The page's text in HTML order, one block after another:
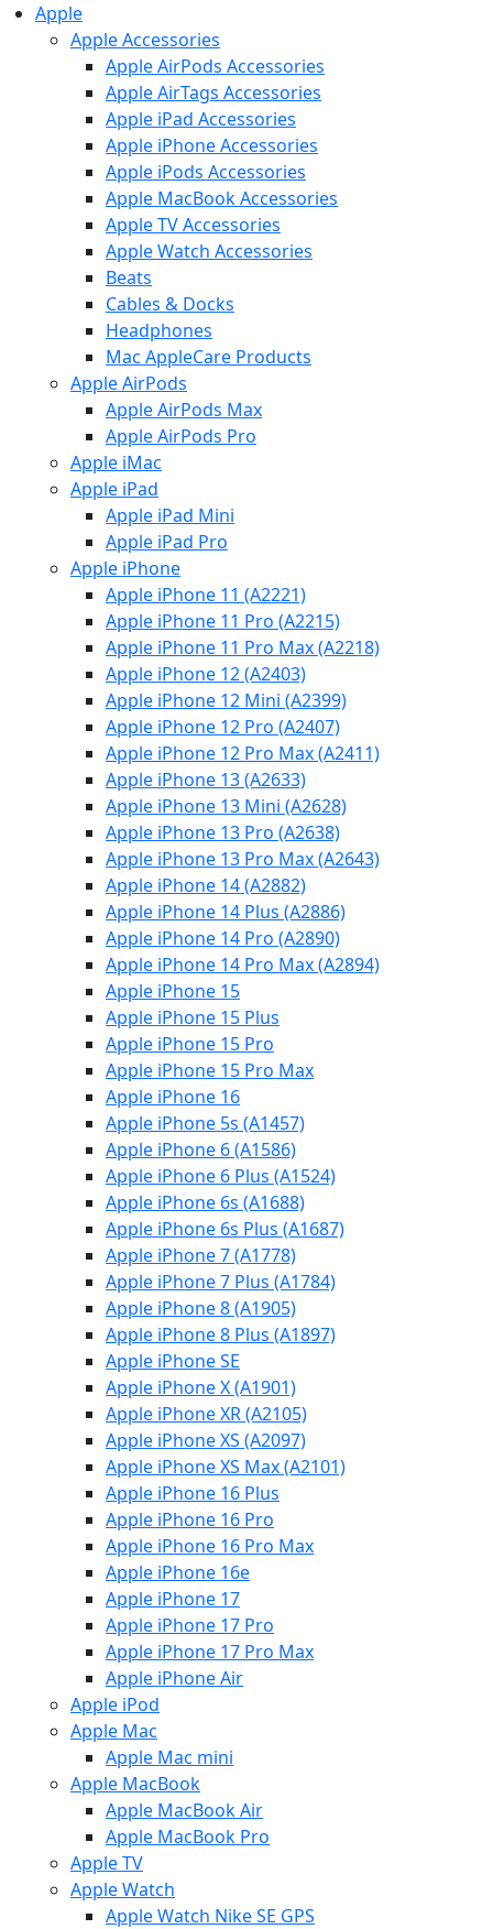
Apple
Apple Accessories
Apple AirPods Accessories
Apple AirTags Accessories
Apple iPad Accessories
Apple iPhone Accessories
Apple iPods Accessories
Apple MacBook Accessories
Apple TV Accessories
Apple Watch Accessories
Beats
Cables & Docks
Headphones
Mac AppleCare Products
Apple AirPods
Apple AirPods Max
Apple AirPods Pro
Apple iMac
Apple iPad
Apple iPad Mini
Apple iPad Pro
Apple iPhone
Apple iPhone 11 (A2221)
Apple iPhone 11 Pro (A2215)
Apple iPhone 11 Pro Max (A2218)
Apple iPhone 12 (A2403)
Apple iPhone 12 Mini (A2399)
Apple iPhone 12 Pro (A2407)
Apple iPhone 12 Pro Max (A2411)
Apple iPhone 13 (A2633)
Apple iPhone 13 Mini (A2628)
Apple iPhone 13 Pro (A2638)
Apple iPhone 13 Pro Max (A2643)
Apple iPhone 14 (A2882)
Apple iPhone 14 Plus (A2886)
Apple iPhone 14 Pro (A2890)
Apple iPhone 14 Pro Max (A2894)
Apple iPhone 15
Apple iPhone 15 Plus
Apple iPhone 15 Pro
Apple iPhone 15 Pro Max
Apple iPhone 16
Apple iPhone 5s (A1457)
Apple iPhone 6 (A1586)
Apple iPhone 6 Plus (A1524)
Apple iPhone 6s (A1688)
Apple iPhone 6s Plus (A1687)
Apple iPhone 7 (A1778)
Apple iPhone 7 Plus (A1784)
Apple iPhone 8 (A1905)
Apple iPhone 8 Plus (A1897)
Apple iPhone SE
Apple iPhone X (A1901)
Apple iPhone XR (A2105)
Apple iPhone XS (A2097)
Apple iPhone XS Max (A2101)
Apple iPhone 16 Plus
Apple iPhone 16 Pro
Apple iPhone 16 Pro Max
Apple iPhone 16e
Apple iPhone 17
Apple iPhone 17 Pro
Apple iPhone 17 Pro Max
Apple iPhone Air
Apple iPod
Apple Mac
Apple Mac mini
Apple MacBook
Apple MacBook Air
Apple MacBook Pro
Apple TV
Apple Watch
Apple Watch Nike SE GPS